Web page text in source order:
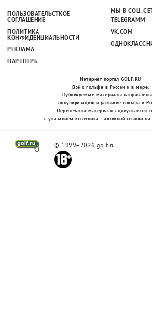
ПОЛЬЗОВАТЕЛЬСТКОЕ
СОГЛАШЕНИЕ
ПОЛИТИКА
КОНФИДЕНЦИАЛЬНОСТИ
РЕКЛАМА
ПАРТНЕРЫ
МЫ В СОЦ.
TELEGRAMM
VK.COM
Интернет портал GOLF.RU
Всё о гольфе в России и в мире.
Публикуемые материалы
популяризацию и развитие гольфа в
Перепечатка материалов допускается
с указанием источника - активной ссылки
© 1999–2026 golf.ru